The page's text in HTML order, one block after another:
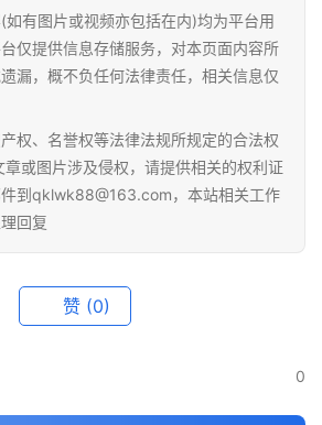
如有图片或视频亦包括在内)均为平台用
仅提供信息存储服务，对本页面内容所
漏，概不负任何法律责任，相关信息仅
权、名誉权等法律法规所规定的合法权
或图片涉及侵权，请提供相关的权利证
到qklwk88@163.com，本站相关工作
回复
赞 (0)
0